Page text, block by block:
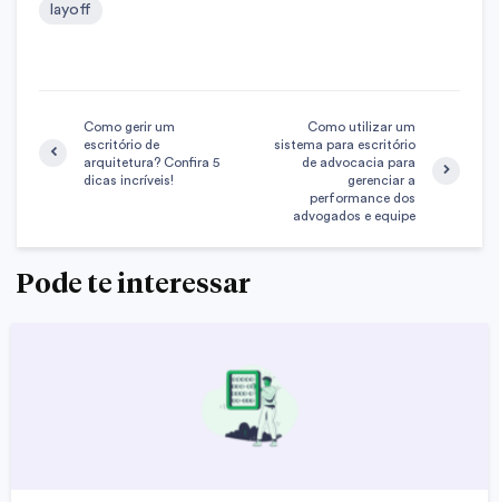
layoff
Como gerir um
escritório de
arquitetura? Confira 5
dicas incríveis!
Como utilizar um
sistema para escritório
de advocacia para
gerenciar a
performance dos
advogados e equipe
Pode te interessar